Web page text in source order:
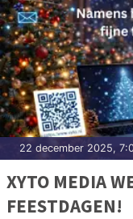
22 december 2025,
XYTO MEDIA
FEESTDAGEN!